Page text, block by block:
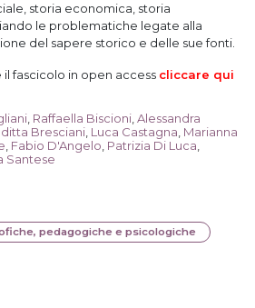
storia economica, storia
le problematiche legate alla
del sapere storico e delle sue fonti.
fascicolo in open access cliccare qui
Raffaella Biscioni Alessandra
Bresciani Luca Castagna Marianna
Fabio D'Angelo Patrizia Di Luca
Santese
pedagogiche e psicologiche